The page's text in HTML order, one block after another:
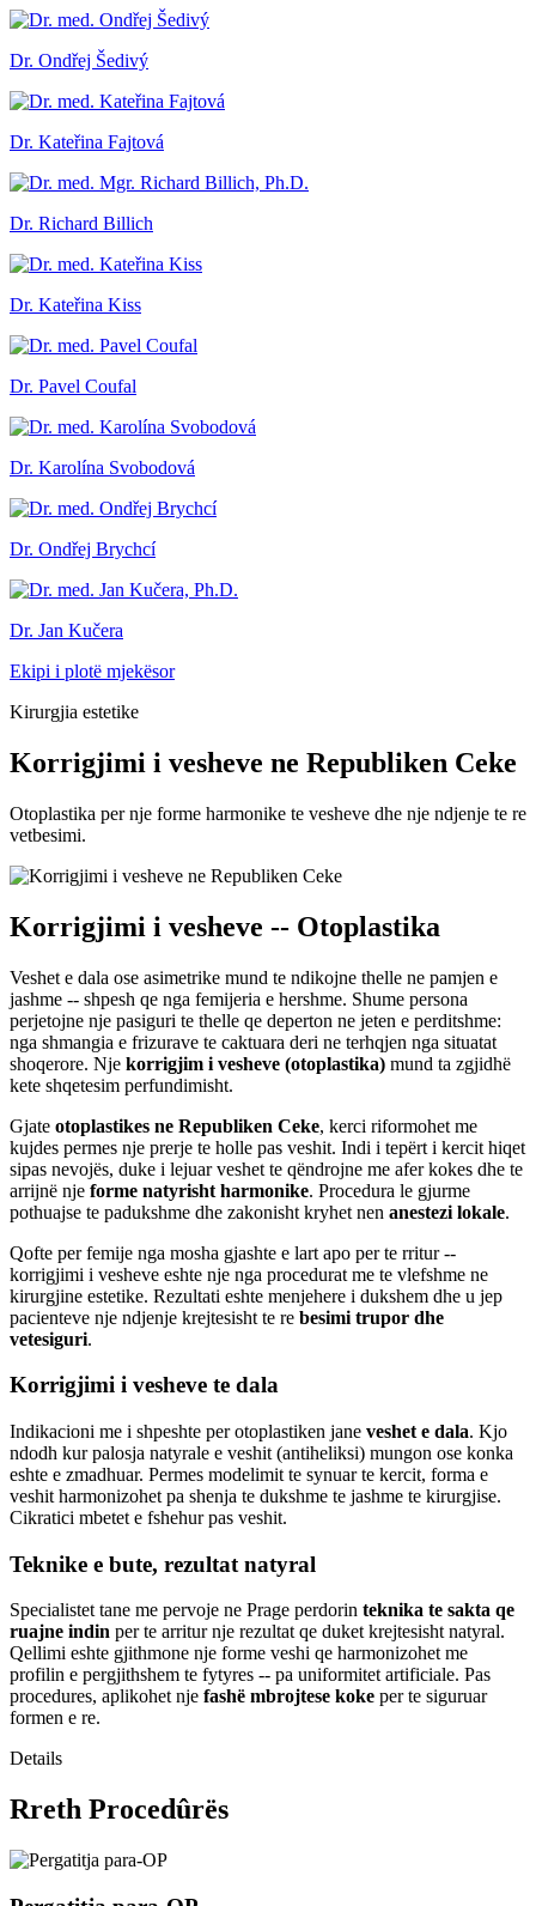
Dr. Ondřej Šedivý
Dr. Kateřina Fajtová
Dr. Richard Billich
Dr. Kateřina Kiss
Dr. Pavel Coufal
Dr. Karolína Svobodová
Dr. Ondřej Brychcí
Dr. Jan Kučera
Ekipi i plotë mjekësor
Kirurgjia estetike
Korrigjimi i vesheve ne Republiken Ceke
Otoplastika per nje forme harmonike te vesheve dhe nje ndjenje te re
vetbesimi.
Korrigjimi i vesheve -- Otoplastika
Veshet e dala ose asimetrike mund te ndikojne thelle ne pamjen e
jashme -- shpesh qe nga femijeria e hershme. Shume persona
perjetojne nje pasiguri te thelle qe deperton ne jeten e perditshme:
nga shmangia e frizurave te caktuara deri ne terhqjen nga situatat
shoqerore. Nje korrigjim i vesheve (otoplastika) mund ta zgjidhë
kete shqetesim perfundimisht.
Gjate otoplastikes ne Republiken Ceke, kerci riformohet me
kujdes permes nje prerje te holle pas veshit. Indi i tepërt i kercit hiqet
sipas nevojës, duke i lejuar veshet te qëndrojne me afer kokes dhe te
arrijnë nje forme natyrisht harmonike. Procedura le gjurme
pothuajse te padukshme dhe zakonisht kryhet nen anestezi lokale.
Qofte per femije nga mosha gjashte e lart apo per te rritur --
korrigjimi i vesheve eshte nje nga procedurat me te vlefshme ne
kirurgjine estetike. Rezultati eshte menjehere i dukshem dhe u jep
pacienteve nje ndjenje krejtesisht te re besimi trupor dhe
vetesiguri.
Korrigjimi i vesheve te dala
Indikacioni me i shpeshte per otoplastiken jane veshet e dala. Kjo
ndodh kur palosja natyrale e veshit (antiheliksi) mungon ose konka
eshte e zmadhuar. Permes modelimit te synuar te kercit, forma e
veshit harmonizohet pa shenja te dukshme te jashme te kirurgjise.
Cikratici mbetet e fshehur pas veshit.
Teknike e bute, rezultat natyral
Specialistet tane me pervoje ne Prage perdorin teknika te sakta qe
ruajne indin per te arritur nje rezultat qe duket krejtesisht natyral.
Qellimi eshte gjithmone nje forme veshi qe harmonizohet me
profilin e pergjithshem te fytyres -- pa uniformitet artificiale. Pas
procedures, aplikohet nje fashë mbrojtese koke per te siguruar
formen e re.
Details
Rreth Procedûrës